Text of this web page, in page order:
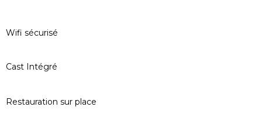
Wifi sécurisé
Cast Intégré
Restauration sur place